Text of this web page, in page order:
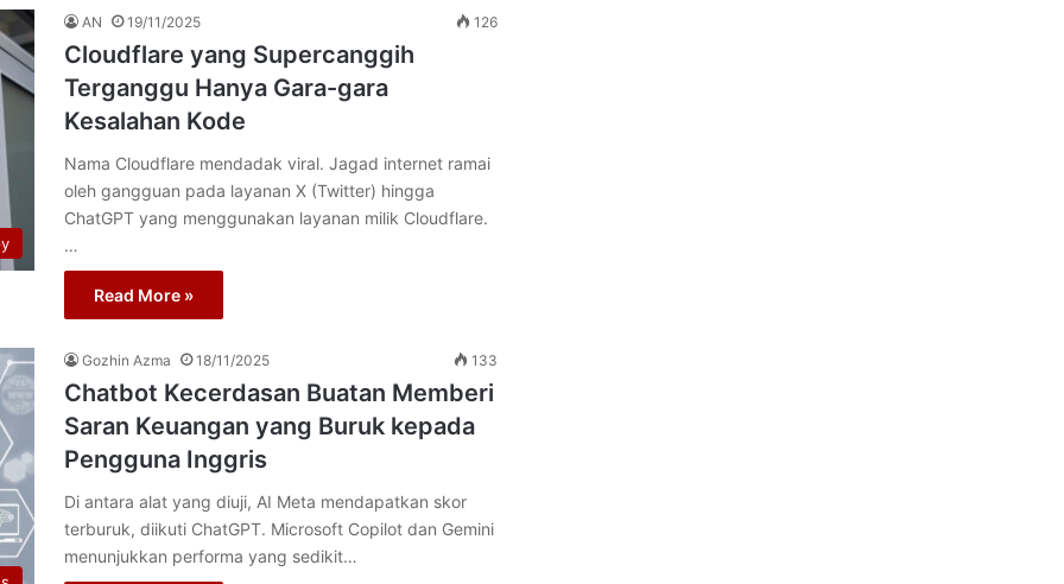
AN 19/11/2025 126
Cloudflare yang Supercanggih
Terganggu Hanya Gara-gara
Kesalahan Kode
Nama Cloudflare mendadak viral. Jagad internet ramai
oleh gangguan pada layanan X (Twitter) hingga
ChatGPT yang menggunakan layanan milik Cloudflare.
…
Read More »
Gozhin Azma 18/11/2025 133
Chatbot Kecerdasan Buatan Memberi
Saran Keuangan yang Buruk kepada
Pengguna Inggris
Di antara alat yang diuji, AI Meta mendapatkan skor
terburuk, diikuti ChatGPT. Microsoft Copilot dan Gemini
menunjukkan performa yang sedikit…